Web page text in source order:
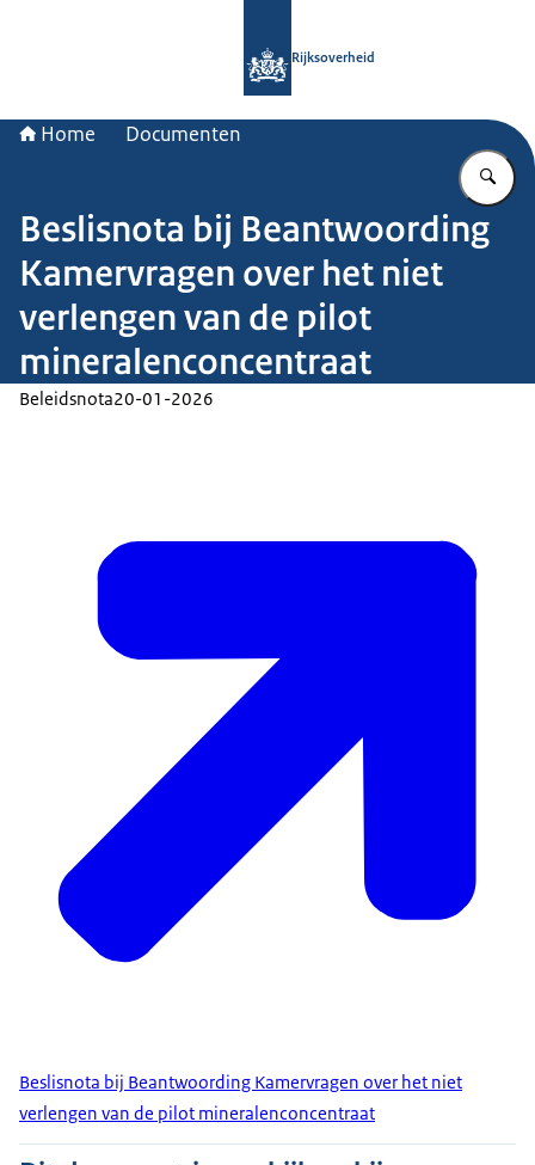
Rijksoverheid
Home Documenten
Beslisnota bij Beantwoording
Kamervragen over het niet
verlengen van de pilot
mineralenconcentraat
Beleidsnota20-01-2026
Beslisnota bij Beantwoording Kamervragen over het niet
verlengen van de pilot mineralenconcentraat